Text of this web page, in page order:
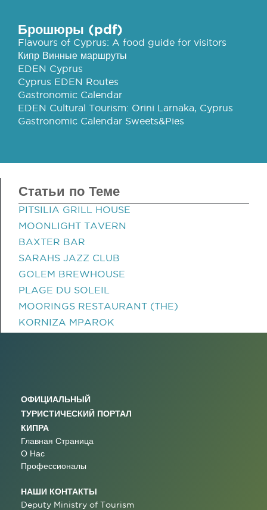
Брошюры (pdf)
Flavours of Cyprus: A food guide for visitors
Кипр Винные маршруты
EDEN Cyprus
Cyprus EDEN Routes
Gastronomic Calendar
EDEN Cultural Tourism: Orini Larnaka, Cyprus
Gastronomic Calendar Sweets&Pies
Статьи по Теме
PITSILIA GRILL HOUSE
MOONLIGHT TAVERN
BAXTER BAR
SARAHS JAZZ CLUB
GOLEM BREWHOUSE
PLAGE DU SOLEIL
MOORINGS RESTAURANT (THE)
KORNIZA MPAROK
ОФИЦИАЛЬНЫЙ
ТУРИСТИЧЕСКИЙ ПОРТАЛ
КИПРА
Главная Страница
О Нас
Профессионалы
НАШИ КОНТАКТЫ
Deputy Ministry of Tourism